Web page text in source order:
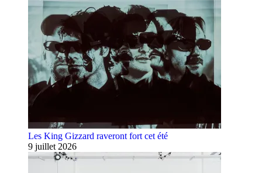
Les King Gizzard raveront fort cet été
9 juillet 2026